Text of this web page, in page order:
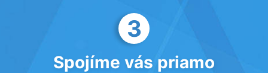
3
Spojíme vás priamo